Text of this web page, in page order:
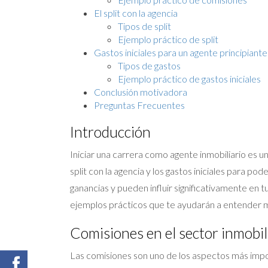
El split con la agencia
Tipos de split
Ejemplo práctico de split
Gastos iniciales para un agente principiante
Tipos de gastos
Ejemplo práctico de gastos iniciales
Conclusión motivadora
Preguntas Frecuentes
Introducción
Iniciar una carrera como agente inmobiliario es
split con la agencia y los gastos iniciales para
ganancias y pueden influir significativamente en
ejemplos prácticos que te ayudarán a entender
Comisiones en el sector
Las comisiones son uno de los aspectos más